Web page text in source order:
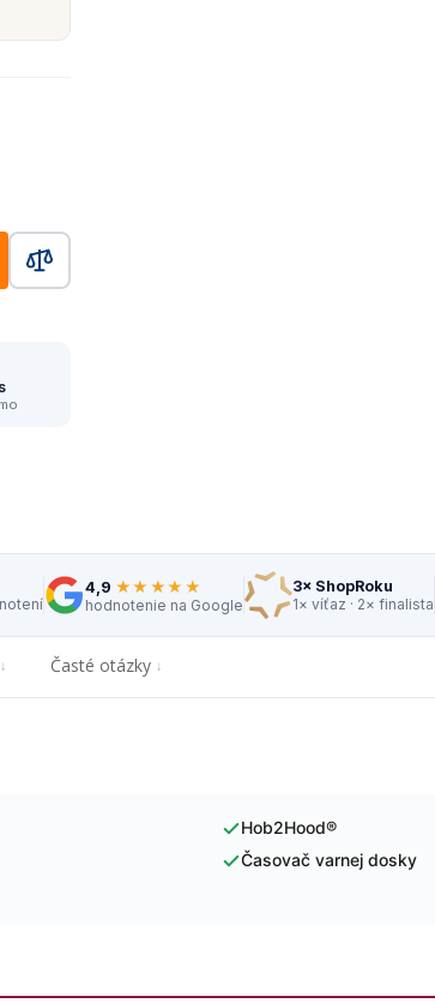
4,9 ★★★★★
hodnotenie na Google
3× ShopRoku
1× víťaz · 2× finalista
Časté otázky
Hob2Hood®
Časovač varnej dosky